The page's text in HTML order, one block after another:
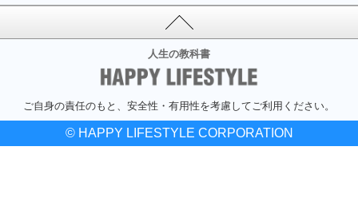
人生の教科書
ご自身の責任のもと、安全性・有用性を考慮してご利用ください。
© HAPPY LIFESTYLE CORPORATION